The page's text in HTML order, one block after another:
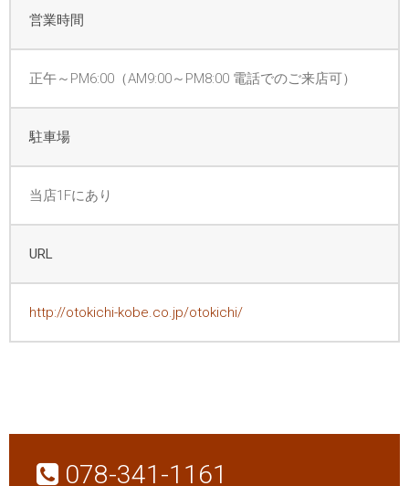
営業時間
正午～PM6:00（AM9:00～PM8:00 電話でのご来店可）
駐車場
当店1Fにあり
URL
http://otokichi-kobe.co.jp/otokichi/
078-341-1161